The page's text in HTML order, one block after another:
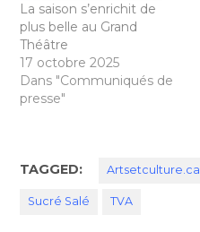
La saison s’enrichit de
plus belle au Grand
Théâtre
17 octobre 2025
Dans "Communiqués de
presse"
TAGGED: Artsetculture.ca
Sucré Salé TVA